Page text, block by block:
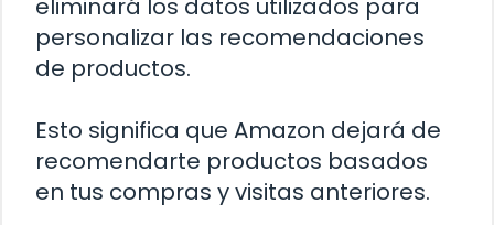
eliminará los datos utilizados para
personalizar las recomendaciones
de productos.
Esto significa que Amazon dejará de
recomendarte productos basados
en tus compras y visitas anteriores.